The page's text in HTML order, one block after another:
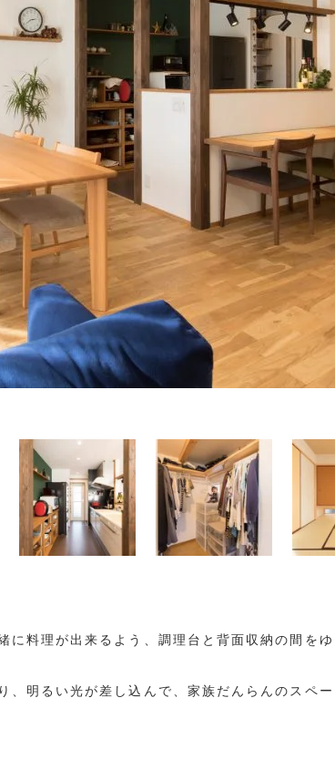
料理が出来るよう、調理台と背面収納の間を
明るい光が差し込んで、家族だんらんのスペ